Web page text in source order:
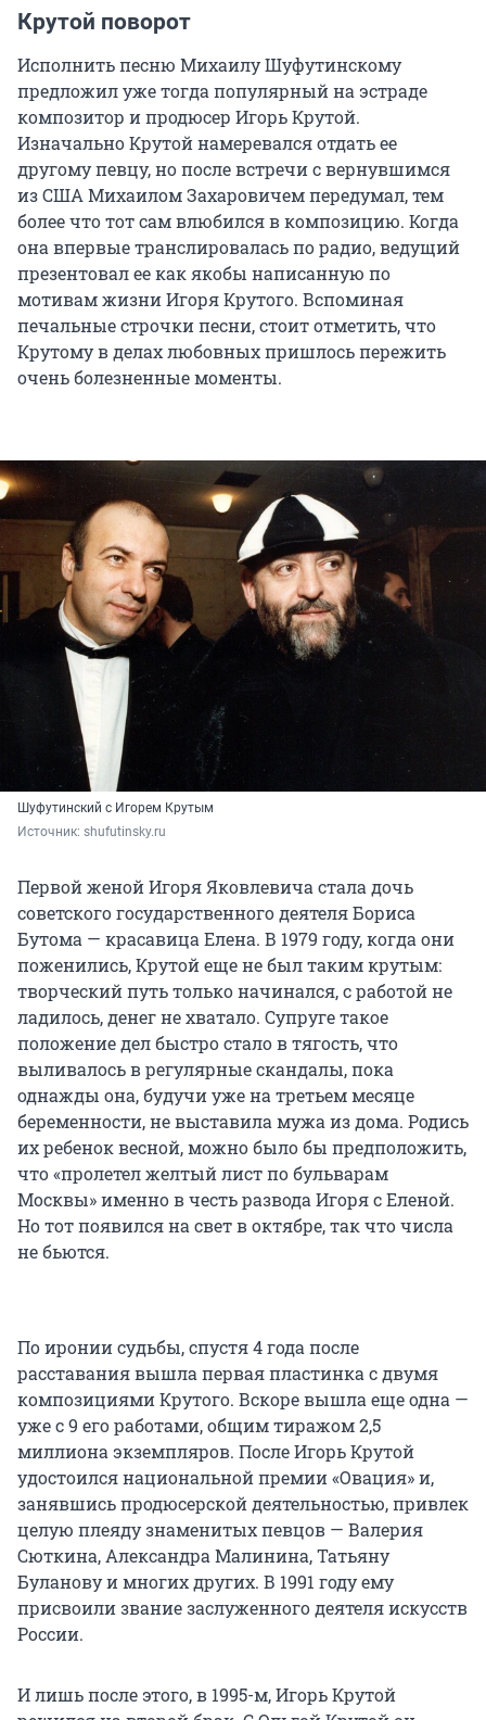
Крутой поворот
Исполнить песню Михаилу Шуфутинскому
предложил уже тогда популярный на эстраде
композитор и продюсер Игорь Крутой.
Изначально Крутой намеревался отдать ее
другому певцу, но после встречи с вернувшимся
из США Михаилом Захаровичем передумал, тем
более что тот сам влюбился в композицию. Когда
она впервые транслировалась по радио, ведущий
презентовал ее как якобы написанную по
мотивам жизни Игоря Крутого. Вспоминая
печальные строчки песни, стоит отметить, что
Крутому в делах любовных пришлось пережить
очень болезненные моменты.
Шуфутинский с Игорем Крутым
Источник: shufutinsky.ru
Первой женой Игоря Яковлевича стала дочь
советского государственного деятеля Бориса
Бутома — красавица Елена. В 1979 году, когда они
поженились, Крутой еще не был таким крутым:
творческий путь только начинался, с работой не
ладилось, денег не хватало. Супруге такое
положение дел быстро стало в тягость, что
выливалось в регулярные скандалы, пока
однажды она, будучи уже на третьем месяце
беременности, не выставила мужа из дома. Родись
их ребенок весной, можно было бы предположить,
что «пролетел желтый лист по бульварам
Москвы» именно в честь развода Игоря с Еленой.
Но тот появился на свет в октябре, так что числа
не бьются.
По иронии судьбы, спустя 4 года после
расставания вышла первая пластинка с двумя
композициями Крутого. Вскоре вышла еще одна —
уже с 9 его работами, общим тиражом 2,5
миллиона экземпляров. После Игорь Крутой
удостоился национальной премии «Овация» и,
занявшись продюсерской деятельностью, привлек
целую плеяду знаменитых певцов — Валерия
Сюткина, Александра Малинина, Татьяну
Буланову и многих других. В 1991 году ему
присвоили звание заслуженного деятеля искусств
России.
И лишь после этого, в 1995-м, Игорь Крутой